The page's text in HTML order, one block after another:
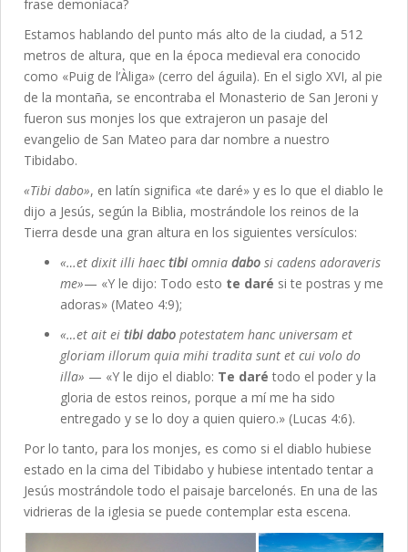
frase demoníaca?
Estamos hablando del punto más alto de la ciudad, a 512
metros de altura, que en la época medieval era conocido
como «Puig de l’Àliga» (cerro del águila). En el siglo XVI, al pie
de la montaña, se encontraba el Monasterio de San Jeroni y
fueron sus monjes los que extrajeron un pasaje del
evangelio de San Mateo para dar nombre a nuestro
Tibidabo.
«Tibi dabo», en latín significa «te daré» y es lo que el diablo le
dijo a Jesús, según la Biblia, mostrándole los reinos de la
Tierra desde una gran altura en los siguientes versículos:
«…et dixit illi haectibi omnia dabo si cadens adoraveris
me»— «Y le dijo: Todo esto te daré si te postras y me
adoras» (Mateo 4:9);
«…et ait ei tibi dabo potestatem hanc universam et
gloriam illorum quia mihi tradita sunt et cui volo do
illa» — «Y le dijo el diablo: Te daré todo el poder y la
gloria de estos reinos, porque a mí me ha sido
entregado y se lo doy a quien quiero.» (Lucas 4:6).
Por lo tanto, para los monjes, es como si el diablo hubiese
estado en la cima del Tibidabo y hubiese intentado tentar a
Jesús mostrándole todo el paisaje barcelonés. En una de las
vidrieras de la iglesia se puede contemplar esta escena.